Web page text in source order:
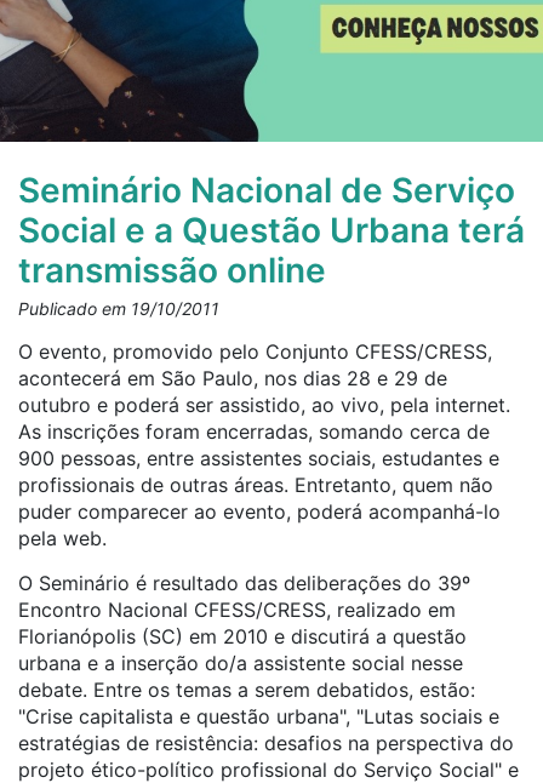
Seminário Nacional de Serviço
Social e a Questão Urbana terá
transmissão online
Publicado em 19/10/2011
O evento, promovido pelo Conjunto CFESS/CRESS,
acontecerá em São Paulo, nos dias 28 e 29 de
outubro e poderá ser assistido, ao vivo, pela internet.
As inscrições foram encerradas, somando cerca de
900 pessoas, entre assistentes sociais, estudantes e
profissionais de outras áreas. Entretanto, quem não
puder comparecer ao evento, poderá acompanhá-lo
pela web.
O Seminário é resultado das deliberações do 39º
Encontro Nacional CFESS/CRESS, realizado em
Florianópolis (SC) em 2010 e discutirá a questão
urbana e a inserção do/a assistente social nesse
debate. Entre os temas a serem debatidos, estão:
"Crise capitalista e questão urbana", "Lutas sociais e
estratégias de resistência: desafios na perspectiva do
projeto ético-político profissional do Serviço Social" e